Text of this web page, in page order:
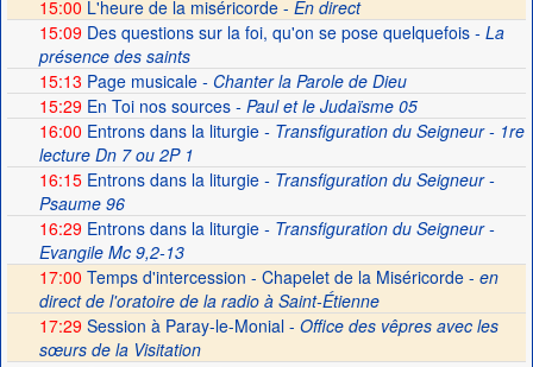
15:00 L'heure de la miséricorde - En direct
15:09Des questions sur la foi, qu'on se pose quelquefois- La
présence des saints
15:13 Page musicale- Chanter la Parole de Dieu
15:29En Toi nos sources- Paul et le Judaïsme 05
16:00 Entrons dans la liturgie- Transfiguration du Seigneur - 1re
lecture Dn 7 ou 2P 1
16:15Entrons dans la liturgie- Transfiguration du Seigneur -
Psaume 96
16:29Entrons dans la liturgie- Transfiguration du Seigneur -
Evangile Mc 9,2-13
17:00 Temps d'intercession - Chapelet de la Miséricorde - en
direct de l'oratoire de la radio à Saint-Étienne
17:29 Session à Paray-le-Monial - Office des vêpres avec les
sœurs de la Visitation